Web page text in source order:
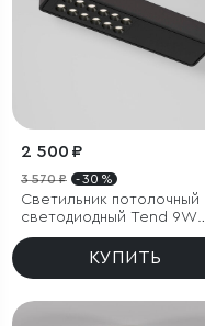
2 500 ₽
3 570 ₽ - 30 %
Светильник потолочный
светодиодный Tend 9W
4000K черный
КУПИТЬ